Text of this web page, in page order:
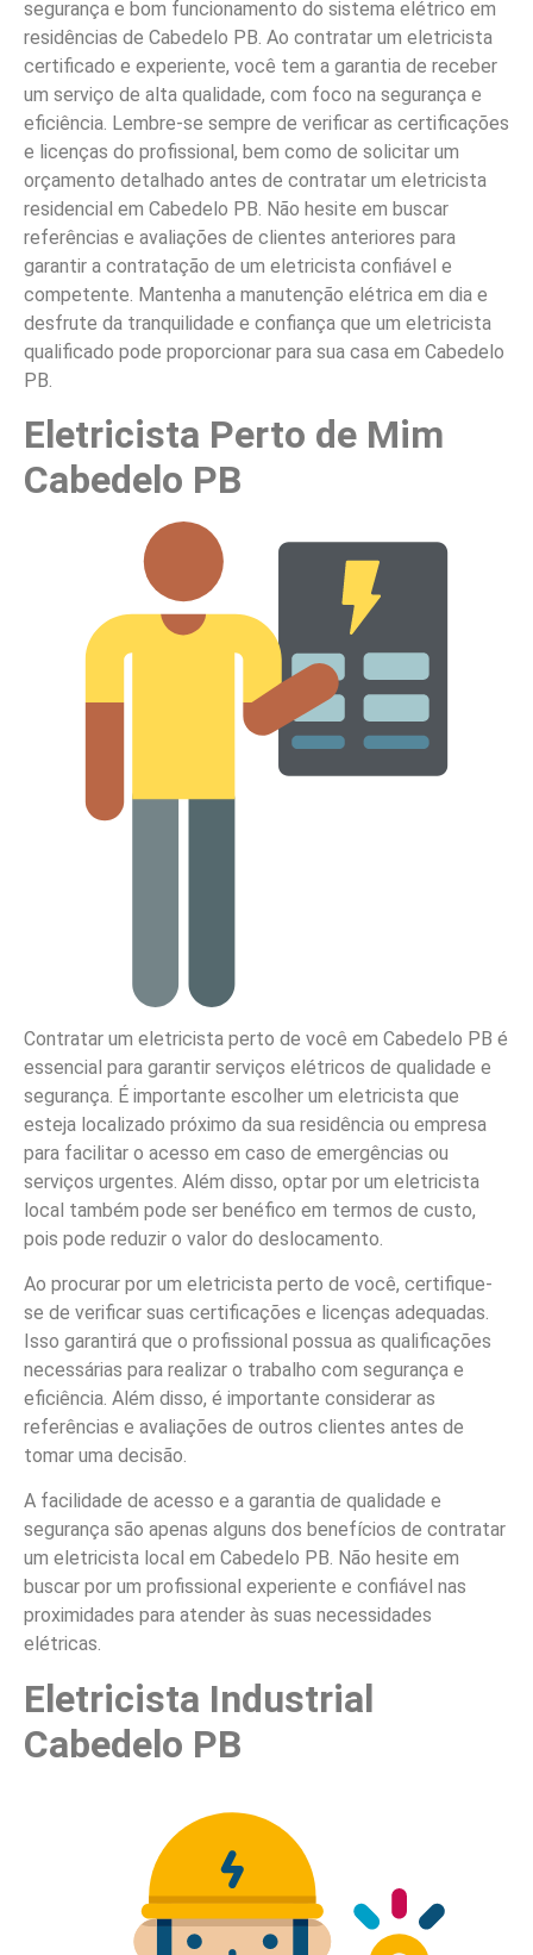
segurança e bom funcionamento do sistema elétrico em
residências de Cabedelo PB. Ao contratar um eletricista
certificado e experiente, você tem a garantia de receber
um serviço de alta qualidade, com foco na segurança e
eficiência. Lembre-se sempre de verificar as certificações
e licenças do profissional, bem como de solicitar um
orçamento detalhado antes de contratar um eletricista
residencial em Cabedelo PB. Não hesite em buscar
referências e avaliações de clientes anteriores para
garantir a contratação de um eletricista confiável e
competente. Mantenha a manutenção elétrica em dia e
desfrute da tranquilidade e confiança que um eletricista
qualificado pode proporcionar para sua casa em Cabedelo
PB.
Eletricista Perto de Mim
Cabedelo PB
Contratar um eletricista perto de você em Cabedelo PB é
essencial para garantir serviços elétricos de qualidade e
segurança. É importante escolher um eletricista que
esteja localizado próximo da sua residência ou empresa
para facilitar o acesso em caso de emergências ou
serviços urgentes. Além disso, optar por um eletricista
local também pode ser benéfico em termos de custo,
pois pode reduzir o valor do deslocamento.
Ao procurar por um eletricista perto de você, certifique-
se de verificar suas certificações e licenças adequadas.
Isso garantirá que o profissional possua as qualificações
necessárias para realizar o trabalho com segurança e
eficiência. Além disso, é importante considerar as
referências e avaliações de outros clientes antes de
tomar uma decisão.
A facilidade de acesso e a garantia de qualidade e
segurança são apenas alguns dos benefícios de contratar
um eletricista local em Cabedelo PB. Não hesite em
buscar por um profissional experiente e confiável nas
proximidades para atender às suas necessidades
elétricas.
Eletricista Industrial
Cabedelo PB